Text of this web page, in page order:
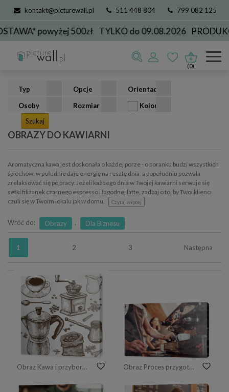
kontakt@picturewall.pl 511 448 804 799 082 125
powyżej 500zł TYLKO do 09.08.2026 PRODUKCJA
(0)
Obrazy Dla Biznesu
Typ Opcje
Orientacja
Osoby
Rozmiar Kolor
OBRAZY DO KAWIARNI
Aromatyczna kawa jest doskonała o każdej porze - o poranku budzi wszystkich
śpiochów, w południe daje energię na resztę dnia, a popołudniu pozwala
zrelaksować się po pracy. Jeżeli każdego dnia w Twojej kawiarni serwuje się
setki filiżanek czarnego espresso i łagodnej latte, zadbaj o to, by Twoi klienci
czuli się w Twoim lokalu jak w domu.
Czytaj więcej
Wróć do: Obrazy , Dla Biznesu
1 2 3 Następna
Obraz Kawa i przybory kuchenne do gotowania. Obraz Proces przygotowywania świeżego napoju. Z maszyną Dwóch młodych pracowników kawiarni w pomieszczeniu. Koncepcja biznesu i usług